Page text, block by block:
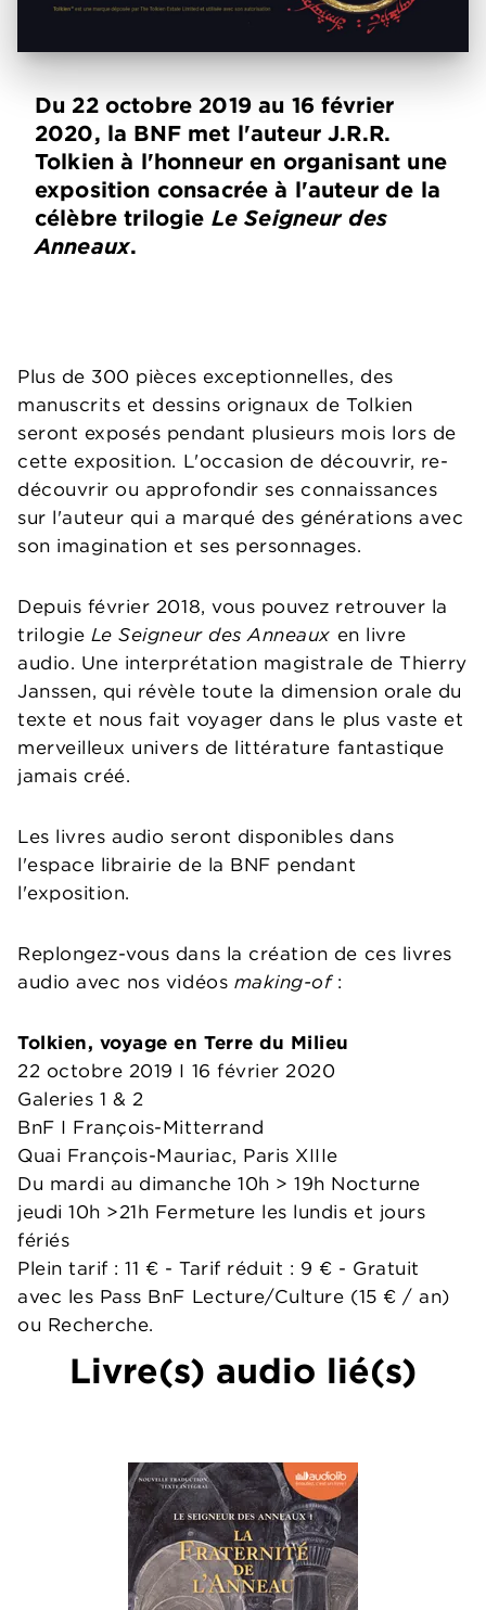
Du 22 octobre 2019 au 16 février
2020, la BNF met l'auteur J.R.R.
Tolkien à l'honneur en organisant une
exposition consacrée à l'auteur de la
célèbre trilogie Le Seigneur des
Anneaux.
Plus de 300 pièces exceptionnelles, des
manuscrits et dessins orignaux de Tolkien
seront exposés pendant plusieurs mois lors de
cette exposition. L'occasion de découvrir, re-
découvrir ou approfondir ses connaissances
sur l'auteur qui a marqué des générations avec
son imagination et ses personnages.
Depuis février 2018, vous pouvez retrouver la
trilogie Le Seigneur des Anneaux en livre
audio. Une interprétation magistrale de Thierry
Janssen, qui révèle toute la dimension orale du
texte et nous fait voyager dans le plus vaste et
merveilleux univers de littérature fantastique
jamais créé.
Les livres audio seront disponibles dans
l'espace librairie de la BNF pendant
l'exposition.
Replongez-vous dans la création de ces livres
audio avec nos vidéos making-of:
Tolkien, voyage en Terre du Milieu
22 octobre 2019 I 16 février 2020
Galeries 1 & 2
BnF I François-Mitterrand
Quai François-Mauriac, Paris XIIIe
Du mardi au dimanche 10h > 19h Nocturne
jeudi 10h >21h Fermeture les lundis et jours
fériés
Plein tarif : 11 € - Tarif réduit : 9 € - Gratuit
avec les Pass BnF Lecture/Culture (15 € / an)
ou Recherche.
Livre(s) audio lié(s)